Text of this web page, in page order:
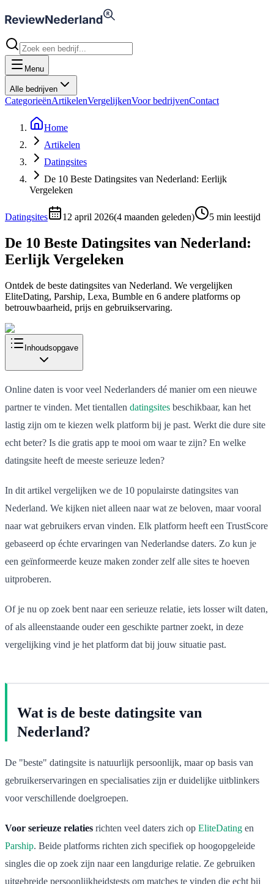
Menu
Alle bedrijven
CategorieënArtikelenVergelijkenVoor bedrijvenContact
Home
Artikelen
Datingsites
De 10 Beste Datingsites van Nederland: Eerlijk
Vergeleken
Datingsites 12 april 2026(4 maanden geleden) 5 min leestijd
De 10 Beste Datingsites van Nederland:
Eerlijk Vergeleken
Ontdek de beste datingsites van Nederland. We vergelijken
EliteDating, Parship, Lexa, Bumble en 6 andere platforms op
betrouwbaarheid, prijs en gebruikservaring.
Inhoudsopgave
Online daten is voor veel Nederlanders dé manier om een nieuwe
partner te vinden. Met tientallen datingsites beschikbaar, kan het
lastig zijn om te kiezen welk platform bij je past. Werkt die dure site
echt beter? Is die gratis app te mooi om waar te zijn? En welke
datingsite heeft de meeste serieuze leden?
In dit artikel vergelijken we de 10 populairste datingsites van
Nederland. We kijken niet alleen naar wat ze beloven, maar vooral
naar wat gebruikers ervan vinden. Elk platform heeft een TrustScore
gebaseerd op échte ervaringen van Nederlandse daters. Zo kun je
een geïnformeerde keuze maken zonder zelf alle sites te hoeven
uitproberen.
Of je nu op zoek bent naar een serieuze relatie, iets losser wilt daten,
of als alleenstaande ouder een geschikte partner zoekt, in deze
vergelijking vind je het platform dat bij jouw situatie past.
Wat is de beste datingsite van
Nederland?
De "beste" datingsite is natuurlijk persoonlijk, maar op basis van
gebruikerservaringen en specialisaties zijn er duidelijke uitblinkers
voor verschillende doelgroepen.
Voor serieuze relaties richten veel daters zich op EliteDating en
Parship. Beide platforms richten zich specifiek op hoogopgeleide
singles die op zoek zijn naar een langdurige relatie. Ze gebruiken
uitgebreide persoonlijkheidstests om matches te vinden die echt bij